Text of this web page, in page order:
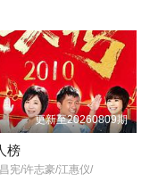
20250405
20250503
趣旅行第四季》高清m
灣！ 全台唯一！跨世
+2位少年偶像，以明
了故事性與生命力！
觀點，令節目充滿想
行的實境自助旅行，
更新至20260809期
榜
宪/许志豪/江惠仪/